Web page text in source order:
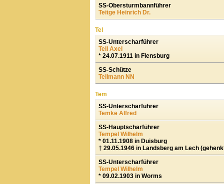
SS-Obersturmbannführer
Teitge Heinrich Dr.
Tel
SS-Unterscharführer
Tell Axel
* 24.07.1911 in Flensburg
SS-Schütze
Tellmann NN
Tem
SS-Unterscharführer
Temke Alfred
SS-Hauptscharführer
Tempel Wilhelm
* 01.11.1908 in Duisburg
† 29.05.1946 in Landsberg am Lech
SS-Unterscharführer
Tempel Wilhelm
* 09.02.1903 in Worms